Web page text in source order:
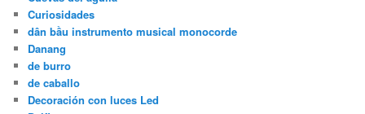
Curiosidades
dân bầu instrumento musical monocorde
Danang
de burro
de caballo
Decoración con luces Led